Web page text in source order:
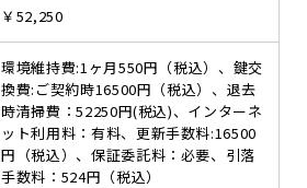
￥52,250
環境維持費:1ヶ月550円（税込）、鍵交
換費:ご契約時16500円（税込）、退去
時清掃費：52250円(税込)、インターネ
ット利用料：有料、更新手数料:16500
円（税込）、保証委託料：必要、引落
手数料：524円（税込）